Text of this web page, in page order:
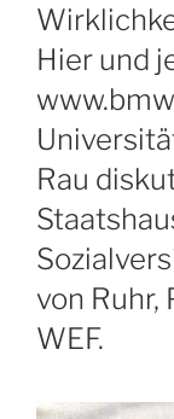
Hier und
Rau
von Ruhr,
WEF.